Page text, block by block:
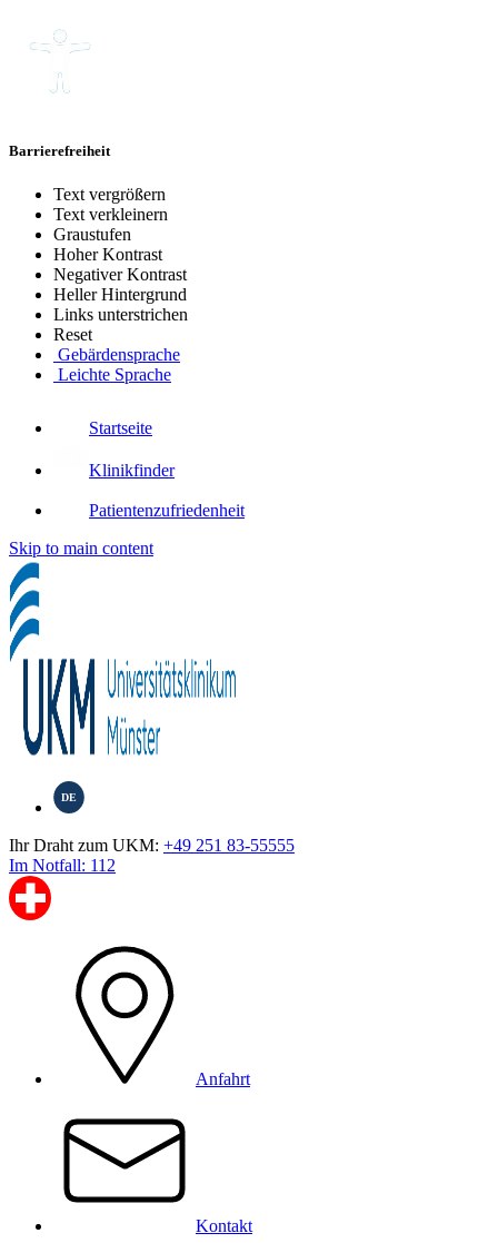
Barrierefreiheit
Text vergrößern
Text verkleinern
Graustufen
Hoher Kontrast
Negativer Kontrast
Heller Hintergrund
Links unterstrichen
Reset
Gebärdensprache
Leichte Sprache
Startseite
Klinikfinder
Patientenzufriedenheit
Skip to main content
DE
Ihr Draht zum UKM: +49 251 83-55555
Im Notfall: 112
Anfahrt
Kontakt